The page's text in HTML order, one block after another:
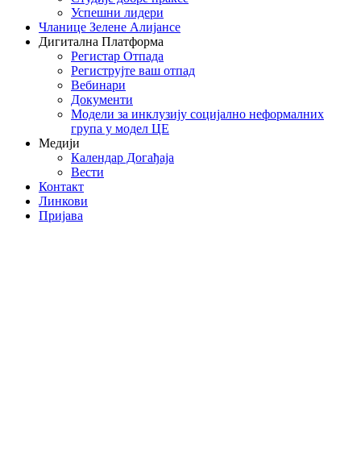
Успешни лидери
Чланице Зелене Алијансе
Дигитална Платформа
Регистар Отпада
Региструјте ваш отпад
Вебинари
Документи
Модели за инклузију социјално неформалних
група у модел ЦЕ
Медији
Календар Догађаја
Вести
Контакт
Линкови
Пријава